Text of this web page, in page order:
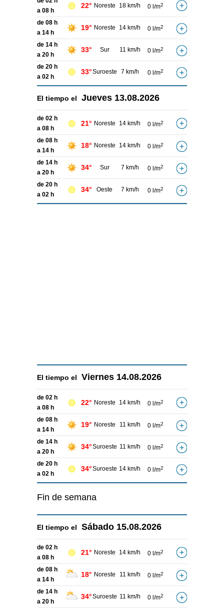
a 08 h
22° Noreste 18 km/h 0 l/m2
de 08 h
a 14 h
19° Noreste 14 km/h 0 l/m2
de 14 h
a 20 h
33° Sur 11 km/h 0 l/m2
de 20 h
a 02 h
33°Suroeste 7 km/h 0 l/m2
El tiempo el Jueves 13.08.2026
de 02 h
a 08 h
21° Noreste 14 km/h 0 l/m2
de 08 h
a 14 h
18° Noreste 14 km/h 0 l/m2
de 14 h
a 20 h
34° Sur 7 km/h 0 l/m2
de 20 h
a 02 h
34° Oeste 7 km/h 0 l/m2
El tiempo el Viernes 14.08.2026
de 02 h
a 08 h
22° Noreste 14 km/h 0 l/m2
de 08 h
a 14 h
19° Noreste 11 km/h 0 l/m2
de 14 h
a 20 h
34°Suroeste 11 km/h 0 l/m2
de 20 h
a 02 h
34°Suroeste 14 km/h 0 l/m2
Fin de semana
El tiempo el Sábado 15.08.2026
de 02 h
a 08 h
21° Noreste 14 km/h 0 l/m2
de 08 h
a 14 h
18° Noreste 11 km/h 0 l/m2
de 14 h
a 20 h
34°Suroeste 11 km/h 0 l/m2